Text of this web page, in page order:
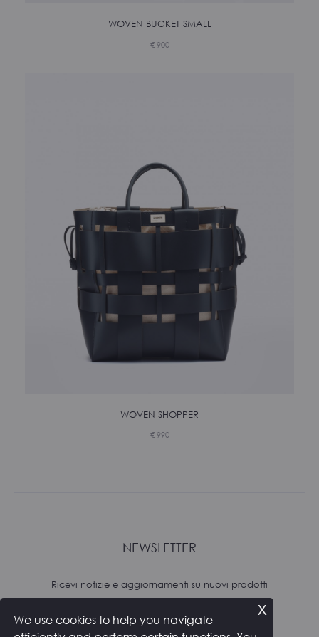
WOVEN BUCKET SMALL
€900
WOVEN SHOPPER
€990
NEWSLETTER
Ricevi notizie e aggiornamenti su nuovi prodotti
Subscribe
We use cookies to help you navigate
x